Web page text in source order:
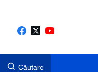
Căutare